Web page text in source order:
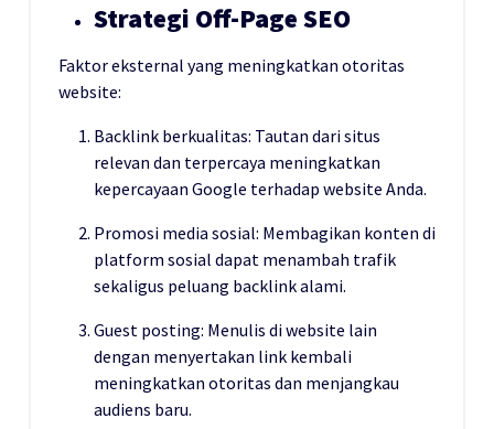
Strategi Off-Page SEO
Faktor eksternal yang meningkatkan otoritas
website:
Backlink berkualitas: Tautan dari situs
relevan dan terpercaya meningkatkan
kepercayaan Google terhadap website Anda.
Promosi media sosial: Membagikan konten di
platform sosial dapat menambah trafik
sekaligus peluang backlink alami.
Guest posting: Menulis di website lain
dengan menyertakan link kembali
meningkatkan otoritas dan menjangkau
audiens baru.